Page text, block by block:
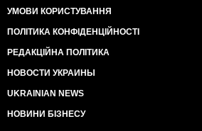
УМОВИ КОРИСТУВАННЯ
ПОЛІТИКА КОНФІДЕНЦІЙНОСТІ
РЕДАКЦІЙНА ПОЛІТИКА
НОВОСТИ УКРАИНЫ
UKRAINIAN NEWS
НОВИНИ БІЗНЕСУ